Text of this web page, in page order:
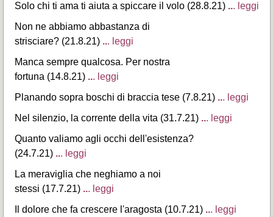
Solo chi ti ama ti aiuta a spiccare il volo (28.8.21) ... leggi
Non ne abbiamo abbastanza di
strisciare? (21.8.21) ... leggi
Manca sempre qualcosa. Per nostra
fortuna (14.8.21) ... leggi
Planando sopra boschi di braccia tese (7.8.21) ... leggi
Nel silenzio, la corrente della vita (31.7.21) ... leggi
Quanto valiamo agli occhi dell'esistenza?
(24.7.21) ... leggi
La meraviglia che neghiamo a noi
stessi (17.7.21) ... leggi
Il dolore che fa crescere l'aragosta (10.7.21) ... leggi